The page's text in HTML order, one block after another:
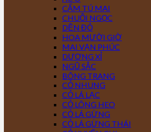
CẨM TÚ MAI
CHUỖI NGỌC
DỀN ĐỎ
HOA MƯỜI GIỜ
MAI VẠN PHÚC
DƯƠNG XỈ
NGŨ SẮC
BÔNG TRANG
CỎ NHUNG
CỎ LÁ LẠC
CỎ LÔNG HEO
CỎ LÁ GỪNG
CỎ LÁ GỪNG THÁI